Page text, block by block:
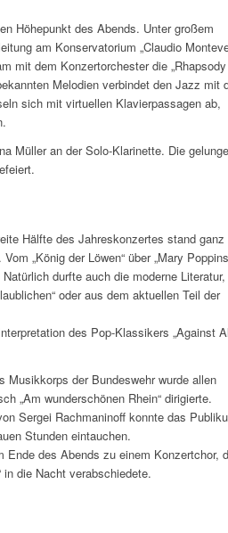
Höhepunkt des Abends. Unter großem
am Konservatorium „Claudio
mit dem Konzertorchester die
Melodien verbindet den Jazz mit
sich mit virtuellen Klavierpassagen ab,
Müller an der Solo-Klarinette. Die
Hälfte des Jahreskonzertes stand ganz
„König der Löwen“ über „Mary
durfte auch die moderne
oder aus dem aktuellen Teil der
des Pop-Klassikers „Against
Musikkorps der Bundeswehr wurde allen
„Am wunderschönen Rhein“ dirigierte.
Sergei Rachmaninoff konnte das
Stunden eintauchen.
des Abends zu einem Konzertchor,
die Nacht verabschiedete.